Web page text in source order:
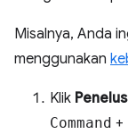
Misalnya, Anda
menggunakan
Klik
Command +